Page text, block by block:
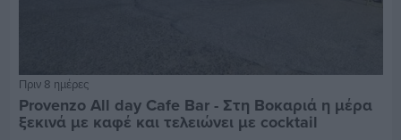
Πριν 8 ημέρες
Provenzo All day Cafe Bar - Στη Βοκαριά η μέρα
ξεκινά με καφέ και τελειώνει με cocktail